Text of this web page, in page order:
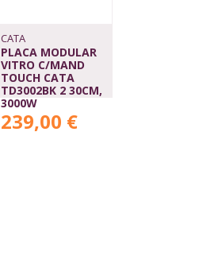
CATA
PLACA MODULAR
VITRO C/MAND
TOUCH CATA
TD3002BK 2 30CM,
3000W
239,00 €